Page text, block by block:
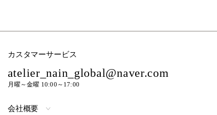
カスタマーサービス
atelier_nain_global@naver.com
月曜～金曜 10:00～17:00
会社概要